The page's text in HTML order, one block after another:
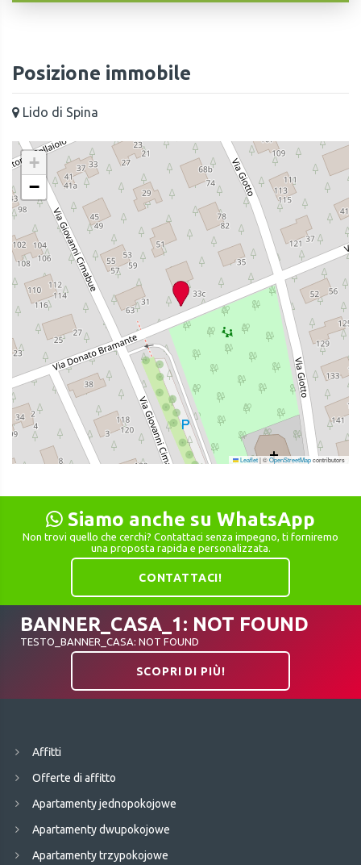
Posizione immobile
Lido di Spina
+
−
Leaflet|©OpenStreetMapcontributors
Siamo anche su WhatsApp
Non trovi quello che cerchi? Contattaci senza impegno, ti forniremo
una proposta rapida e personalizzata.
CONTATTACI!
BANNER_CASA_1: NOT FOUND
TESTO_BANNER_CASA: NOT FOUND
SCOPRI DI PIÙ!
Affitti
Offerte di affitto
Apartamenty jednopokojowe
Apartamenty dwupokojowe
Apartamenty trzypokojowe